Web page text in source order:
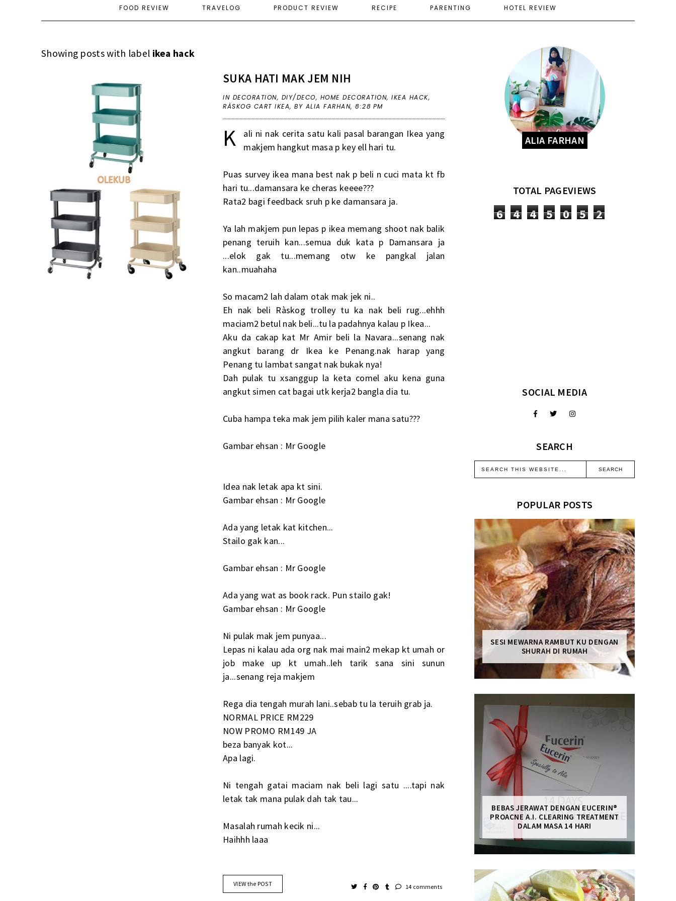
FOOD REVIEW TRAVELOG PRODUCT REVIEW RECIPE PARENTING HOTEL REVIEW
Showing posts with label ikea hack
SUKA HATI MAK JEM NIH
IN DECORATION, DIY/DECO, HOME DECORATION,IKEA HACK,
RÀSKOG CART IKEA,BY ALIA FARHAN,8:28 PM
K
ali ni nak cerita satu kali pasal barangan Ikea yang
makjem hangkut masa p key ell hari tu.
Puas survey ikea mana best nak p beli n cuci mata kt fb
hari tu...damansara ke cheras keeee???
Rata2 bagi feedback sruh p ke damansara ja.
Ya lah makjem pun lepas p ikea memang shoot nak balik
penang teruih kan...semua duk kata p Damansara ja
...elok gak tu...memang otw ke pangkal jalan
kan..muahaha
So macam2 lah dalam otak mak jek ni..
Eh nak beli Ràskog trolley tu ka nak beli rug...ehhh
maciam2 betul nak beli...tu la padahnya kalau p Ikea...
Aku da cakap kat Mr Amir beli la Navara...senang nak
angkut barang dr Ikea ke Penang.nak harap yang
Penang tu lambat sangat nak bukak nya!
Dah pulak tu xsanggup la keta comel aku kena guna
angkut simen cat bagai utk kerja2 bangla dia tu.
Cuba hampa teka mak jem pilih kaler mana satu???
Gambar ehsan : Mr Google
Idea nak letak apa kt sini.
Gambar ehsan : Mr Google
Ada yang letak kat kitchen...
Stailo gak kan...
Gambar ehsan : Mr Google
Ada yang wat as book rack. Pun stailo gak!
Gambar ehsan : Mr Google
Ni pulak mak jem punyaa...
Lepas ni kalau ada org nak mai main2 mekap kt umah or
job make up kt umah..leh tarik sana sini sunun
ja...senang reja makjem
Rega dia tengah murah lani..sebab tu la teruih grab ja.
NORMAL PRICE RM229
NOW PROMO RM149 JA
beza banyak kot...
Apa lagi.
Ni tengah gatai maciam nak beli lagi satu ....tapi nak
letak tak mana pulak dah tak tau...
Masalah rumah kecik ni...
Haihhh laaa
VIEW the POST 14 comments
ALIA FARHAN
TOTAL PAGEVIEWS
6 4 4 5 0 5 2
SOCIAL MEDIA
SEARCH
POPULAR POSTS
SESI MEWARNA RAMBUT KU DENGAN
SHURAH DI RUMAH
BEBAS JERAWAT DENGAN EUCERIN®
PROACNE A.I. CLEARING TREATMENT
DALAM MASA 14 HARI